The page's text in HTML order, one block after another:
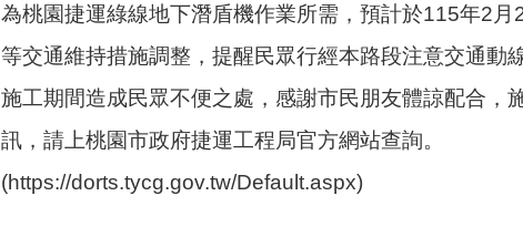
為桃園捷運綠線地下潛盾機作業所需，預計於115年2
等交通維持措施調整，提醒民眾行經本路段注意交通動
施工期間造成民眾不便之處，感謝市民朋友體諒配合
訊，請上桃園市政府捷運工程局官方網站查詢。
(https://dorts.tycg.gov.tw/Default.aspx)